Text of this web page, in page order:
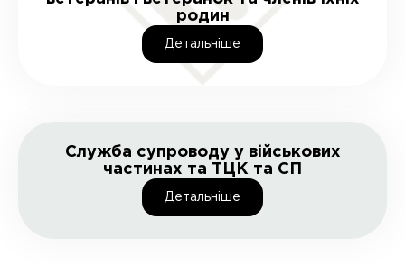
родин
Детальнiше
Служба супроводу у військових
частинах та ТЦК та СП
Детальнiше